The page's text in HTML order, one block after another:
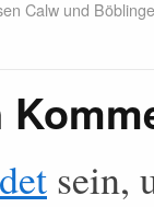
Calw und
sein,